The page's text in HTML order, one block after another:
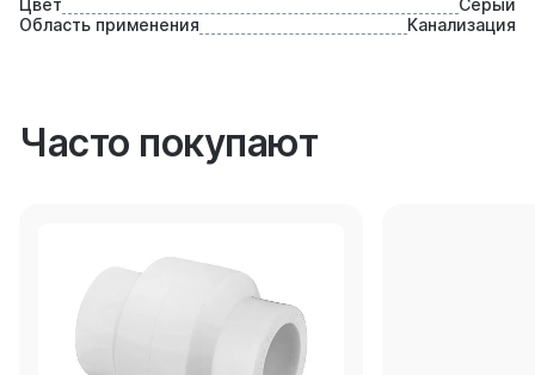
Цвет
Серый
Область применения
Канализация
Часто покупают